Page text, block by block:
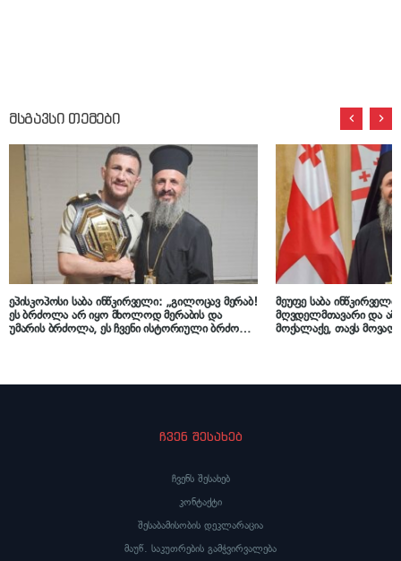
მსგავსი თემები
ეპისკოპოსი საბა ინწკირველი: „გილოცავ მერაბ!
ეს ბრძოლა არ იყო მხოლოდ მერაბის და
უმარის ბრძოლა, ეს ჩვენი ისტორიული ბრძოლა
მეუფე საბა
მღვდელმთავარი და ამ
მოქალაქე, თავს
ჩვენ შესახებ
ჩვენს შესახებ
კონტაქტი
შესაბამისობის დეკლარაცია
მაუწ. საკუთრების გამჭვირვალება